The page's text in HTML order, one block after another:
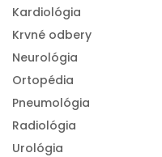
Kardiológia
Krvné odbery
Neurológia
Ortopédia
Pneumológia
Radiológia
Urológia